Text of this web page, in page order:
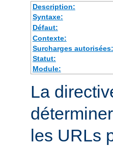
Description:
Syntaxe:
Défaut:
Contexte:
Surcharges autorisées:
Statut:
Module:
La
les URLs